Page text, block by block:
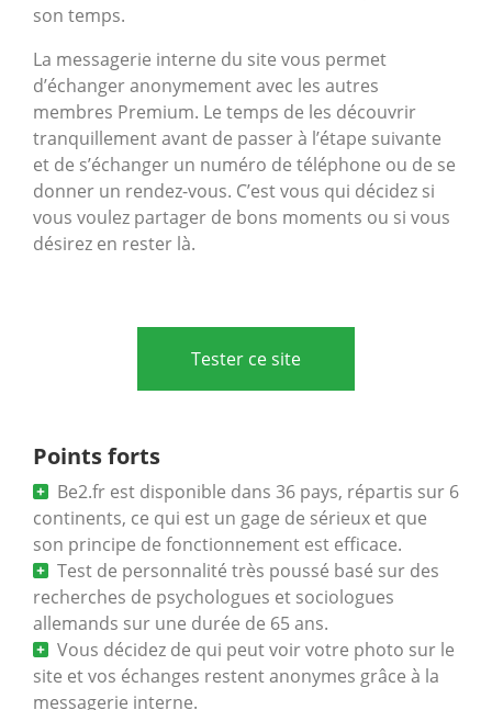
son temps.
La messagerie interne du site vous permet
d’échanger anonymement avec les autres
membres Premium. Le temps de les découvrir
tranquillement avant de passer à l’étape suivante
et de s’échanger un numéro de téléphone ou de se
donner un rendez-vous. C’est vous qui décidez si
vous voulez partager de bons moments ou si vous
désirez en rester là.
Points forts
Be2.fr est disponible dans 36 pays, répartis sur 6
continents, ce qui est un gage de sérieux et que
son principe de fonctionnement est efficace.
Test de personnalité très poussé basé sur des
recherches de psychologues et sociologues
allemands sur une durée de 65 ans.
Vous décidez de qui peut voir votre photo sur le
site et vos échanges restent anonymes grâce à la
messagerie interne.
Tester ce site